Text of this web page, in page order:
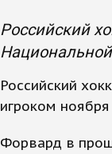
Российский
Российский
игроком
Форвард в